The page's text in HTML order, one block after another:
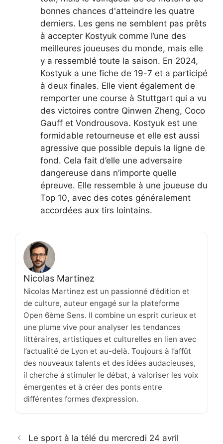
bonnes chances d'atteindre les quatre
derniers. Les gens ne semblent pas prêts
à accepter Kostyuk comme l’une des
meilleures joueuses du monde, mais elle
y a ressemblé toute la saison. En 2024,
Kostyuk a une fiche de 19-7 et a participé
à deux finales. Elle vient également de
remporter une course à Stuttgart qui a vu
des victoires contre Qinwen Zheng, Coco
Gauff et Vondrousova. Kostyuk est une
formidable retourneuse et elle est aussi
agressive que possible depuis la ligne de
fond. Cela fait d’elle une adversaire
dangereuse dans n’importe quelle
épreuve. Elle ressemble à une joueuse du
Top 10, avec des cotes généralement
accordées aux tirs lointains.
Nicolas Martinez
Nicolas Martinez est un passionné d’édition et
de culture, auteur engagé sur la plateforme
Open 6ème Sens. Il combine un esprit curieux et
une plume vive pour analyser les tendances
littéraires, artistiques et culturelles en lien avec
l’actualité de Lyon et au-delà. Toujours à l’affût
des nouveaux talents et des idées audacieuses,
il cherche à stimuler le débat, à valoriser les voix
émergentes et à créer des ponts entre
différentes formes d’expression.
Le sport à la télé du mercredi 24 avril